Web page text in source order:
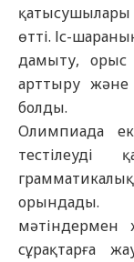
қатысушылары
өтті. Іс-
дамыту, орыс
арттыру және
болды.
Олимпиада
орындады.
мәтіндермен
сұрақтарға